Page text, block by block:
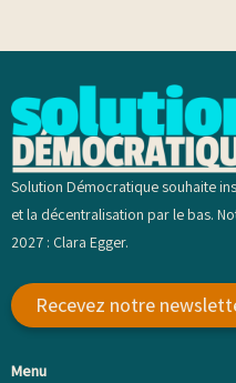
Solution Démocratique souhaite
et la décentralisation par le bas.
2027 : Clara Egger.
Recevez notre
Menu